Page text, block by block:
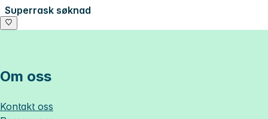
Superrask søknad
Om oss
Kontakt oss